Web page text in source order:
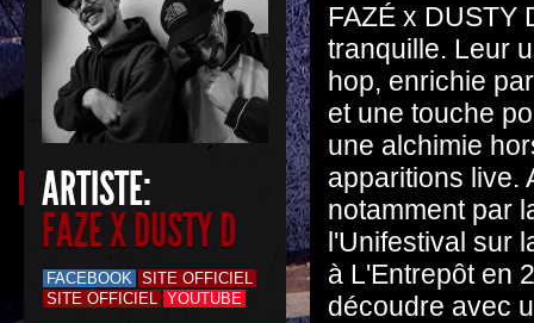
ARTISTE:
FAZE X DUSTY D
FACEBOOK SITE OFFICIEL
SITE OFFICIEL YOUTUBE
FAZÉ x DUSTY
tranquille. Leur
hop, enrichie
et une touche
une alchimie
apparitions live.
notamment par
l'Unifestival sur
à L'Entrepôt en
découdre avec